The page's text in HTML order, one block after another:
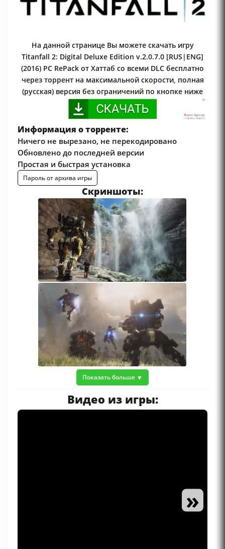
На данной странице Вы можете скачать игру
Titanfall 2: Digital Deluxe Edition v.2.0.7.0 [RUS|ENG]
(2016) PC RePack от Хаттаб со всеми DLC бесплатно
через торрент на максимальной скорости, полная
(русская) версия без ограничений по кнопке ниже
Информация о торренте:
Ничего не вырезано, не перекодировано
Обновлено до последней версии
Простая и быстрая установка
Пароль от архива игры
Скриншоты:
Показать больше
Видео из игры:
»